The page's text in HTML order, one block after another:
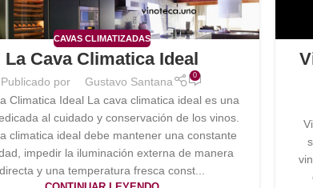
CAVAS CLIMATIZADAS
La Cava Climatica Ideal
Publicado por Gustavo Santana 0
Climatica Ideal La cava climatica ideal es una
al cuidado y conservación de los vinos.
climatica ideal debe mantener una constante
impedir la iluminación externa de manera
directa y una temperatura fresca const...